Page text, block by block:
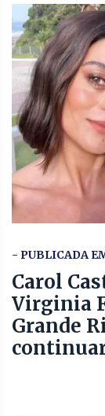
- PUBLICADA
Carol
Virginia
Grande